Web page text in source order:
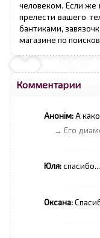
человеком. Если же
прелести вашего
бантиками,
магазине по
Комментарии
Анонім:А
→ Его
Юля:
Оксана: